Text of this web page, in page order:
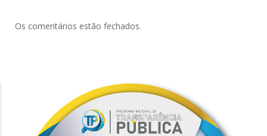
Os comentários estão fechados.